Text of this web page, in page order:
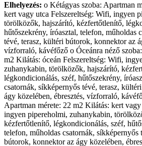
Elhelyezés: o Kétágyas szoba: Apartman
kert vagy utca Felszereltség: Wifi, ingyen
törölközők, hajszárító, kézfertőtlenítő,
hűtőszekrény, íróasztal, telefon, műholdas
tévé, terasz, kültéri bútorok, konnektor az
vízforraló, kávéfőző o Óceánra néző
m2 Kilátás: óceán Felszereltség: Wifi,
zuhanykabin, törölközők, hajszárító,
légkondicionálás, széf, hűtőszekrény,
csatornák, síkképernyős tévé, terasz,
ágy közelében, ébresztés, vízforraló,
Apartman mérete: 22 m2 Kilátás: kert
ingyen pipereholmi, zuhanykabin,
kézfertőtlenítő, légkondicionálás, széf,
telefon, műholdas csatornák, síkképernyős
bútorok, konnektor az ágy közelében,